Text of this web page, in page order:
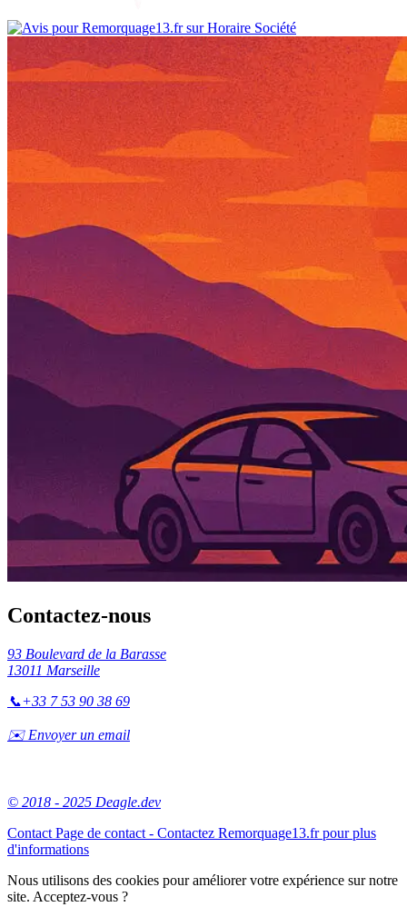
Contactez-nous
93 Boulevard de la Barasse
13011 Marseille
📞+33 7 53 90 38 69
✉️ Envoyer un email
© 2018 - 2025 Deagle.dev
Contact Page de contact - Contactez Remorquage13.fr pour plus
d'informations
Nous utilisons des cookies pour améliorer votre expérience sur notre
site. Acceptez-vous ?